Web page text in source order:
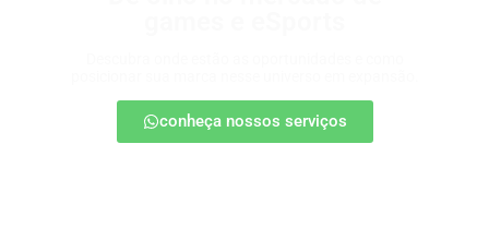
conheça nossos serviços